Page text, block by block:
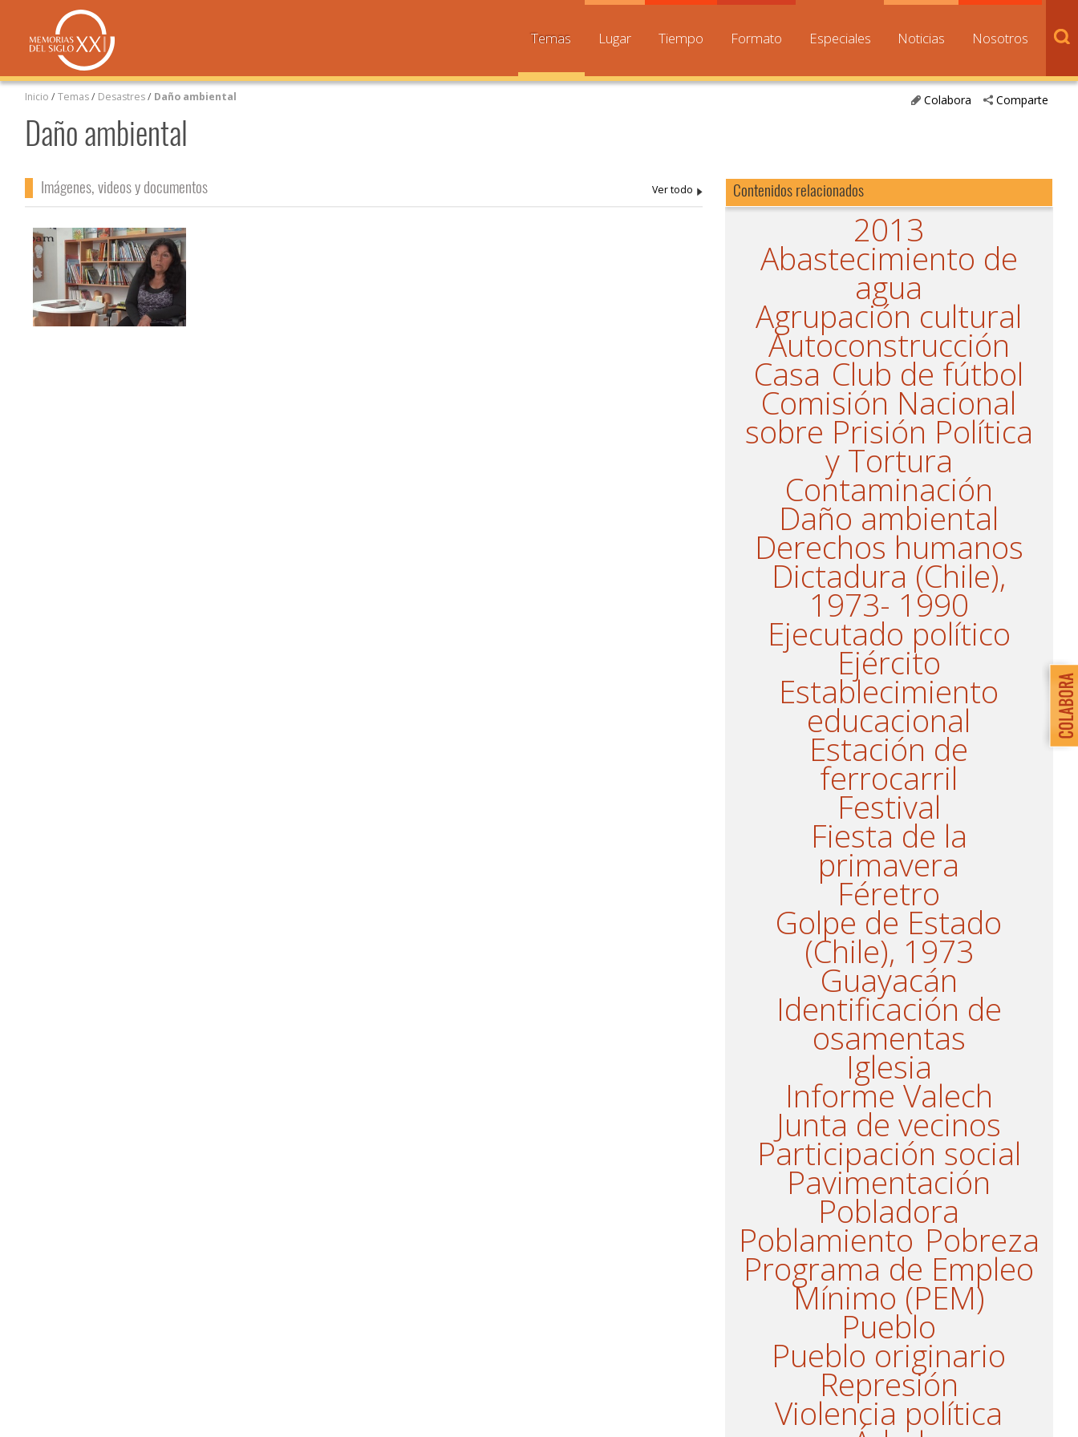
Temas Lugar Tiempo Formato Especiales Noticias Nosotros
Comparte
Colabora
Inicio /Temas/ Desastres/ Daño ambiental
Daño ambiental
Imágenes, videos y documentos Contenidos relacionados
2013
Abastecimiento de
agua
Agrupación cultural
Autoconstrucción
Casa Club de fútbol
Comisión Nacional
sobre Prisión Política
y Tortura
Contaminación
Daño ambiental
Derechos humanos
Dictadura (Chile),
1973- 1990
Ejecutado político
Ejército
Establecimiento
educacional
Estación de
ferrocarril
Festival
Fiesta de la
primavera
Féretro
Golpe de Estado
(Chile), 1973
Guayacán
Identificación de
osamentas
Iglesia
Informe Valech
Junta de vecinos
Participación social
Pavimentación
Pobladora
Poblamiento Pobreza
Programa de Empleo
Mínimo (PEM)
Pueblo
Pueblo originario
Represión
Violencia política